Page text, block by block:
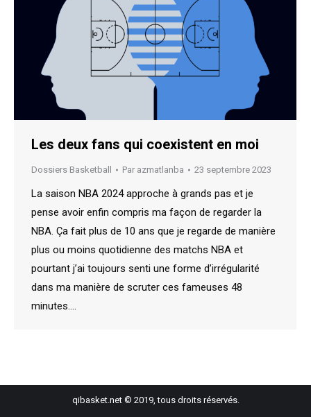
Les deux fans qui coexistent en moi
Dossiers Basketball Par azmatlanba 23 septembre 2023
La saison NBA 2024 approche à grands pas et je
pense avoir enfin compris ma façon de regarder la
NBA. Ça fait plus de 10 ans que je regarde de manière
plus ou moins quotidienne des matchs NBA et
pourtant j’ai toujours senti une forme d’irrégularité
dans ma manière de scruter ces fameuses 48
minutes.…
qibasket.net © 2019, tous droits réservés.